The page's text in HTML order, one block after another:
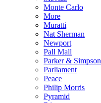
Monte Carlo
More
Muratti
Nat Sherman
Newport
Pall Mall
Parker & Simpson
Parliament
Peace
Philip Morris
Pyramid